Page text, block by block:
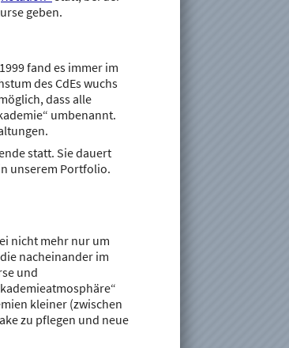
geben.
fand es immer im
des CdEs wuchs
dass alle
umbenannt.
statt. Sie dauert
unserem Portfolio.
nicht mehr nur um
nacheinander im
und
kleiner (zwischen
zu pflegen und neue